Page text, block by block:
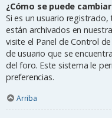
¿Cómo se puede
Si es un usuario
están archivados en
visite el Panel de Control
de usuario que se
del foro. Este sistema le
preferencias.
Arriba